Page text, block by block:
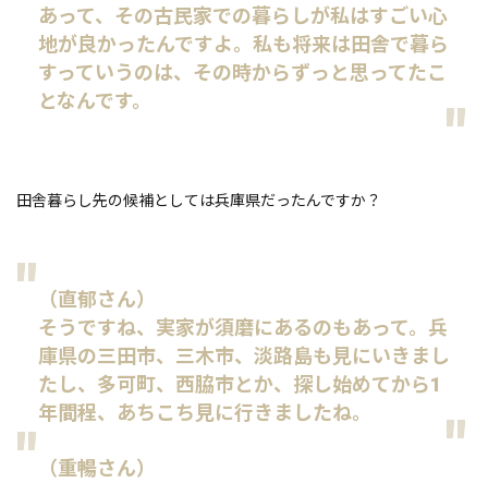
あって、その古民家での暮らしが私はすごい心
地が良かったんですよ。私も将来は田舎で暮ら
すっていうのは、その時からずっと思ってたこ
となんです。
田舎暮らし先の候補としては兵庫県だったんですか？
（直郁さん）
そうですね、実家が須磨にあるのもあって。兵
庫県の三田市、三木市、淡路島も見にいきまし
たし、多可町、西脇市とか、探し始めてから1
年間程、あちこち見に行きましたね。
（重暢さん）